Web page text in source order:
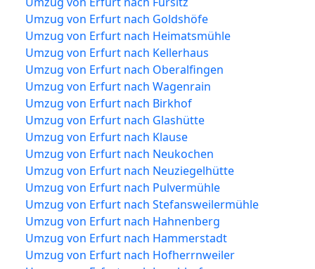
Umzug von Erfurt nach Goldshöfe
Umzug von Erfurt nach Heimatsmühle
Umzug von Erfurt nach Kellerhaus
Umzug von Erfurt nach Oberalfingen
Umzug von Erfurt nach Wagenrain
Umzug von Erfurt nach Birkhof
Umzug von Erfurt nach Glashütte
Umzug von Erfurt nach Klause
Umzug von Erfurt nach Neukochen
Umzug von Erfurt nach Neuziegelhütte
Umzug von Erfurt nach Pulvermühle
Umzug von Erfurt nach Stefansweilermühle
Umzug von Erfurt nach Hahnenberg
Umzug von Erfurt nach Hammerstadt
Umzug von Erfurt nach Hofherrnweiler